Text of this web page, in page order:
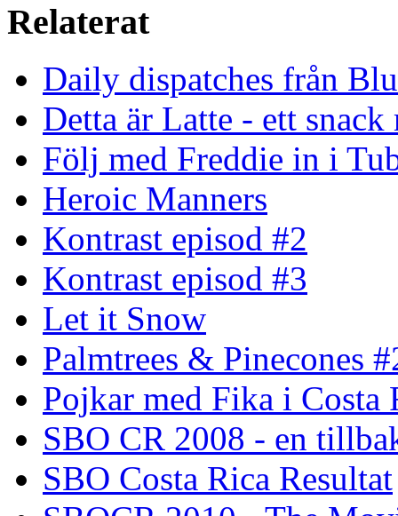
Relaterat
Daily dispatches från
Detta är Latte - ett
Följ med Freddie in i
Heroic Manners
Kontrast episod #2
Kontrast episod #3
Let it Snow
Palmtrees & Pinecones
Pojkar med Fika i Costa
SBO CR 2008 - en
SBO Costa Rica Resultat